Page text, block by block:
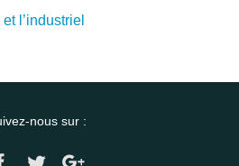
l’industriel
nous sur :